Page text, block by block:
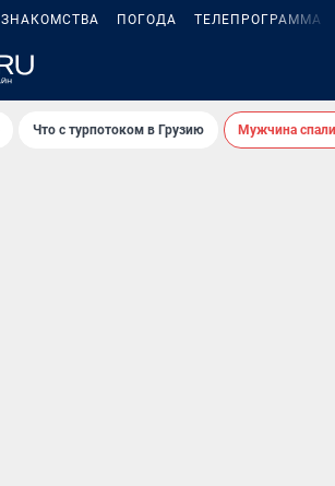
ЗНАКОМСТВА ПОГОДА ТЕЛЕПРОГРАММА
Что с турпотоком в Грузию Мужчина